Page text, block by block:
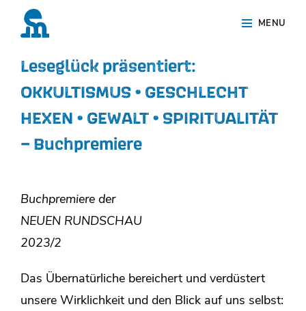
MENU
Overlay
Leseglück präsentiert:
OKKULTISMUS • GESCHLECHT
HEXEN • GEWALT • SPIRITUALITÄT
– Buchpremiere
Buchpremiere der
NEUEN RUNDSCHAU
2023/2
Das Übernatürliche bereichert und verdüstert
unsere Wirklichkeit und den Blick auf uns selbst: